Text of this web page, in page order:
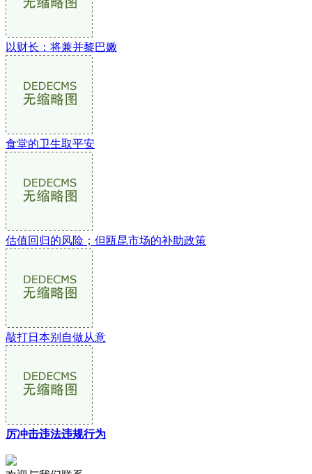
以财长：将兼并黎巴嫩
食堂的卫生取平安
估值回归的风险；但瓯昆市场的补助政策
敲打日本别自做从意
厉冲击违法违规行为